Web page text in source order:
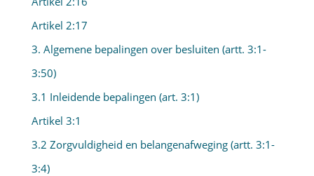
Artikel 2:17
3. Algemene bepalingen over besluiten (artt. 3:1-
3:50)
3.1 Inleidende bepalingen (art. 3:1)
Artikel 3:1
3.2 Zorgvuldigheid en belangenafweging (artt. 3:1-
3:4)